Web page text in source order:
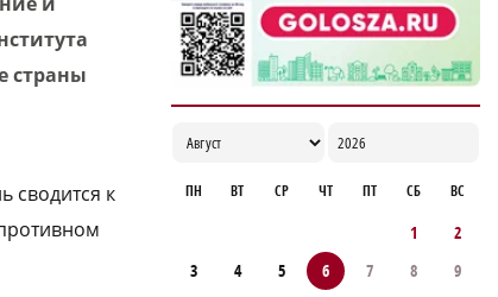
страны
сводится к
ПН ВТ СР ЧТ ПТ СБ ВС
1
2
3
4 5 6 7 8
9